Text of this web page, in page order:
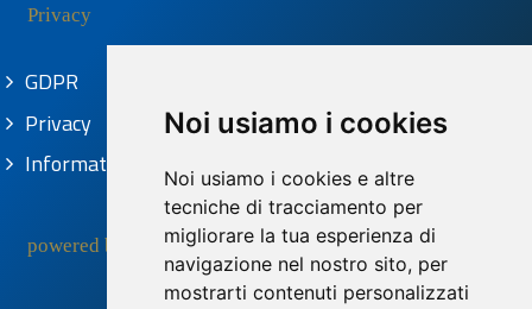
Noi usiamo i cookies
Noi usiamo i cookies e altre
tecniche di tracciamento per
migliorare la tua esperienza di
navigazione nel nostro sito, per
mostrarti contenuti personalizzati
Privacy
GDPR
Privacy
Informativa Cookies
powered by